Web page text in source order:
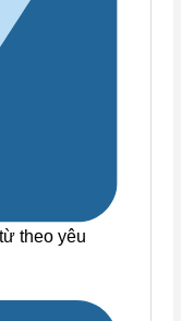
theo yêu